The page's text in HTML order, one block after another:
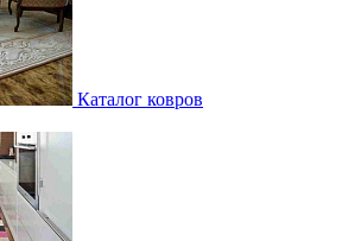
Каталог ковров